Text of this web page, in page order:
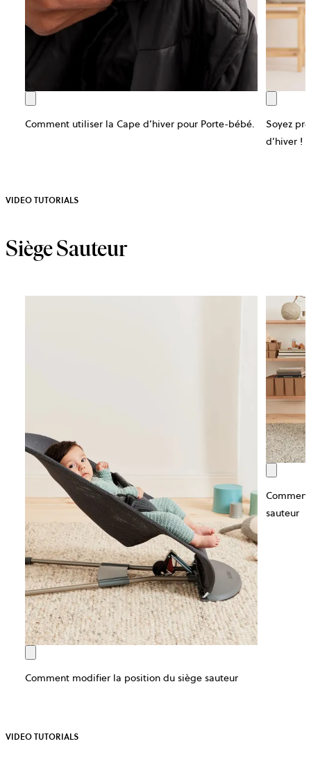
Comment utiliser la Cape d’hiver pour Porte-bébé.
Soyez
d’hiver !
VIDEO TUTORIALS
Siège Sauteur
Comment modifier la position du siège sauteur
sauteur
VIDEO TUTORIALS